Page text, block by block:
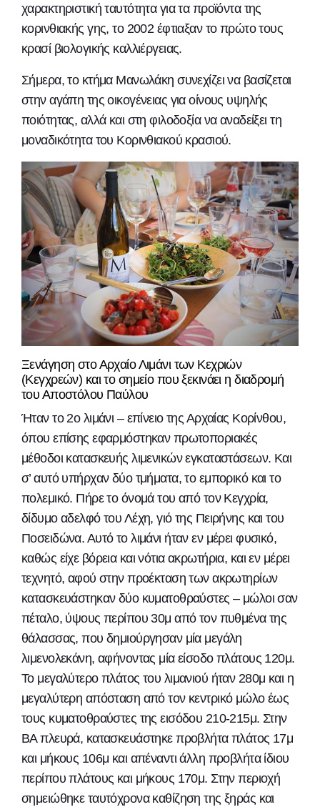
χαρακτηριστική ταυτότητα για τα προϊόντα της
κορινθιακής γης, το 2002 έφτιαξαν το πρώτο τους
κρασί βιολογικής καλλιέργειας.
Σήμερα, το κτήμα Μανωλάκη συνεχίζει να βασίζεται
στην αγάπη της οικογένειας για οίνους υψηλής
ποιότητας, αλλά και στη φιλοδοξία να αναδείξει τη
μοναδικότητα του Κορινθιακού κρασιού.
Ξενάγηση στο Αρχαίο Λιμάνι των Κεχριών
(Κεγχρεών) και το σημείο που ξεκινάει η διαδρομή
του Αποστόλου Παύλου
Ήταν το 2ο λιμάνι – επίνειο της Αρχαίας Κορίνθου,
όπου επίσης εφαρμόστηκαν πρωτοποριακές
μέθοδοι κατασκευής λιμενικών εγκαταστάσεων. Και
σ’ αυτό υπήρχαν δύο τμήματα, το εμπορικό και το
πολεμικό. Πήρε το όνομά του από τον Κεγχρία,
δίδυμο αδελφό του Λέχη, γιό της Πειρήνης και του
Ποσειδώνα. Αυτό το λιμάνι ήταν εν μέρει φυσικό,
καθώς είχε βόρεια και νότια ακρωτήρια, και εν μέρει
τεχνητό, αφού στην προέκταση των ακρωτηρίων
κατασκευάστηκαν δύο κυματοθραύστες – μώλοι σαν
πέταλο, ύψους περίπου 30μ από τον πυθμένα της
θάλασσας, που δημιούργησαν μία μεγάλη
λιμενολεκάνη, αφήνοντας μία είσοδο πλάτους 120μ.
Το μεγαλύτερο πλάτος του λιμανιού ήταν 280μ και η
μεγαλύτερη απόσταση από τον κεντρικό μώλο έως
τους κυματοθραύστες της εισόδου 210-215μ. Στην
ΒΑ πλευρά, κατασκευάστηκε προβλήτα πλάτος 17μ
και μήκους 106μ και απέναντι άλλη προβλήτα ίδιου
περίπου πλάτους και μήκους 170μ. Στην περιοχή
σημειώθηκε ταυτόχρονα καθίζηση της ξηράς και